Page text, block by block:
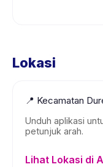
Lokasi
📍 Kecamatan
Unduh aplikasi
petunjuk arah.
Lihat Lokasi di